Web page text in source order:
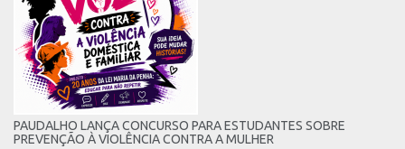
PAUDALHO LANÇA CONCURSO PARA ESTUDANTES SOBRE
PREVENÇÃO À VIOLÊNCIA CONTRA A MULHER